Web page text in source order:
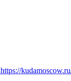
https://